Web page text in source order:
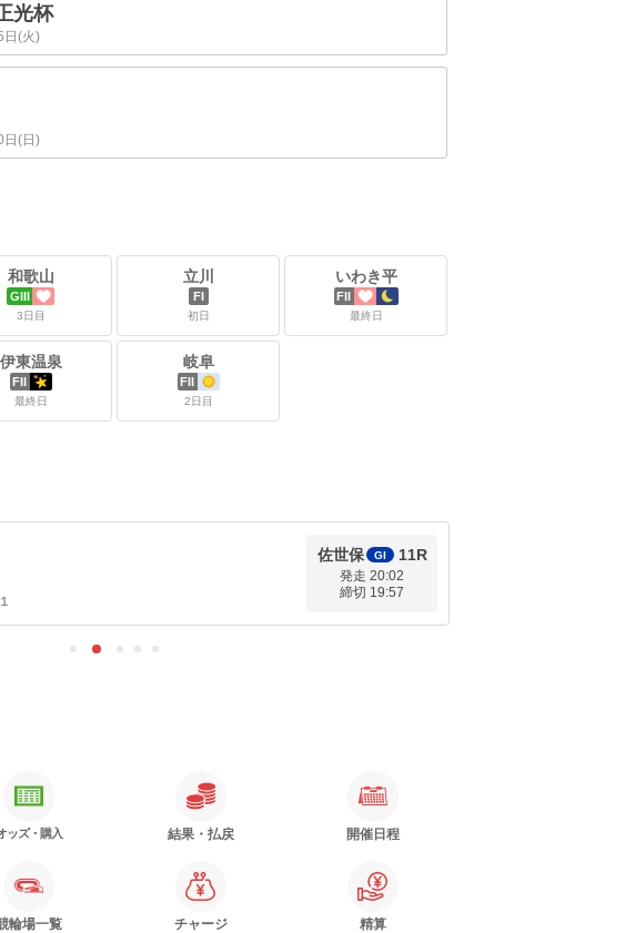
光杯
日(火)
日(日)
和歌山
GIII
3日目
立川
FI
初日
いわき平
FII
最終日
伊東温泉
FII
最終日
岐阜
FII
2日目
佐世保 GI 11R
発走 20:02
締切 19:57
ッズ・購入 結果・払戻 開催日程
輪場一覧 チャージ 精算